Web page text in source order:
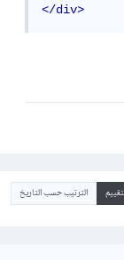
</div>
الترتيب حسب التاريخ